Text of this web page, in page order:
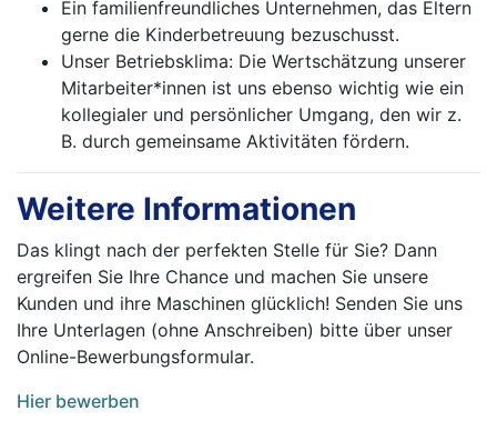
Ein familienfreundliches Unternehmen, das Eltern
gerne die Kinderbetreuung bezuschusst.
Unser Betriebsklima: Die Wertschätzung unserer
Mitarbeiter*innen ist uns ebenso wichtig wie ein
kollegialer und persönlicher Umgang, den wir z.
B. durch gemeinsame Aktivitäten fördern.
Weitere Informationen
Das klingt nach der perfekten Stelle für Sie? Dann
ergreifen Sie Ihre Chance und machen Sie unsere
Kunden und ihre Maschinen glücklich! Senden Sie uns
Ihre Unterlagen (ohne Anschreiben) bitte über unser
Online-Bewerbungsformular.
Hier bewerben